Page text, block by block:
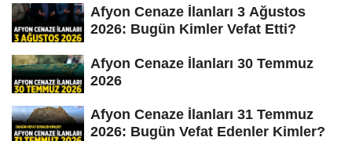
Afyon Cenaze İlanları 3 Ağustos
2026: Bugün Kimler Vefat Etti?
Afyon Cenaze İlanları 30 Temmuz
2026
Afyon Cenaze İlanları 31 Temmuz
2026: Bugün Vefat Edenler Kimler?